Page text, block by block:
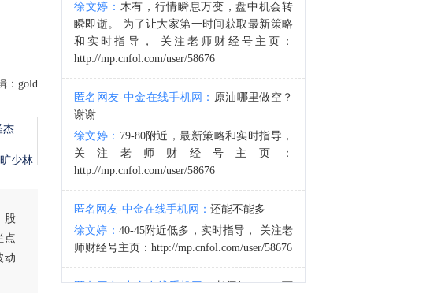
：gold
杰
旷少林
股
点
动
12:43:53
中国地震台网正式测定：8月8日12时21分，在四川宜宾市珙县发生3.4级地震，震源深度9公里。
徐文婷： 木有，行情瞬息万变，盘中机会转
瞬即逝。 为了让大家第一时间获取最新策略
和实时指导， 关注老师财经号主页：
http://mp.cnfol.com/user/58676
匿名网友-中金在线手机网： 原油哪里做空？
谢谢
徐文婷： 79-80附近，最新策略和实时指导，
关注老师财经号主页：
http://mp.cnfol.com/user/58676
匿名网友-中金在线手机网： 还能不能多
徐文婷： 40-45附近低多，实时指导， 关注老
师财经号主页：http://mp.cnfol.com/user/58676
匿名网友-中金在线手机网：老师好，4345可